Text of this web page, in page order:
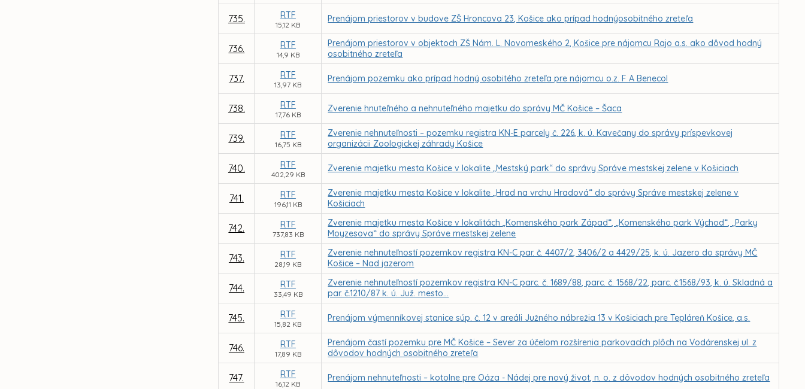
735. RTF
15,12 KB
Prenájom priestorov v budove ZŠ Hroncova 23, Košice ako prípad hodnýosobitného zreteľa
736. RTF
14,9 KB
Prenájom priestorov v objektoch ZŠ Nám. L. Novomeského 2, Košice pre nájomcu Rajo a.s. ako dôvod hodný
osobitného zreteľa
737. RTF
13,97 KB
Prenájom pozemku ako prípad hodný osobitého zreteľa pre nájomcu o.z. F A Benecol
738. RTF
17,76 KB
Zverenie hnuteľného a nehnuteľného majetku do správy MČ Košice – Šaca
739. RTF
16,75 KB
Zverenie nehnuteľnosti – pozemku registra KN-E parcely č. 226, k. ú. Kavečany do správy príspevkovej
organizácii Zoologickej záhrady Košice
740. RTF
402,29 KB
Zverenie majetku mesta Košice v lokalite „Mestský park“ do správy Správe mestskej zelene v Košiciach
741. RTF
196,11 KB
Zverenie majetku mesta Košice v lokalite „Hrad na vrchu Hradová“ do správy Správe mestskej zelene v
Košiciach
742. RTF
737,83 KB
Zverenie majetku mesta Košice v lokalitách „Komenského park Západ“, „Komenského park Východ“, „Parky
Moyzesova“ do správy Správe mestskej zelene
743. RTF
28,19 KB
Zverenie nehnuteľností pozemkov registra KN-C par. č. 4407/2, 3406/2 a 4429/25, k. ú. Jazero do správy MČ
Košice – Nad jazerom
744. RTF
33,49 KB
Zverenie nehnuteľností pozemkov registra KN-C parc. č. 1689/88, parc. č. 1568/22, parc. č.1568/93, k. ú. Skladná a
par. č.1210/87 k. ú. Juž. mesto...
745. RTF
15,82 KB
Prenájom výmenníkovej stanice súp. č. 12 v areáli Južného nábrežia 13 v Košiciach pre Tepláreň Košice, a.s.
746. RTF
17,89 KB
Prenájom častí pozemku pre MČ Košice – Sever za účelom rozšírenia parkovacích plôch na Vodárenskej ul. z
dôvodov hodných osobitného zreteľa
747. RTF
16,12 KB
Prenájom nehnuteľnosti – kotolne pre Oáza - Nádej pre nový život, n. o. z dôvodov hodných osobitného zreteľa